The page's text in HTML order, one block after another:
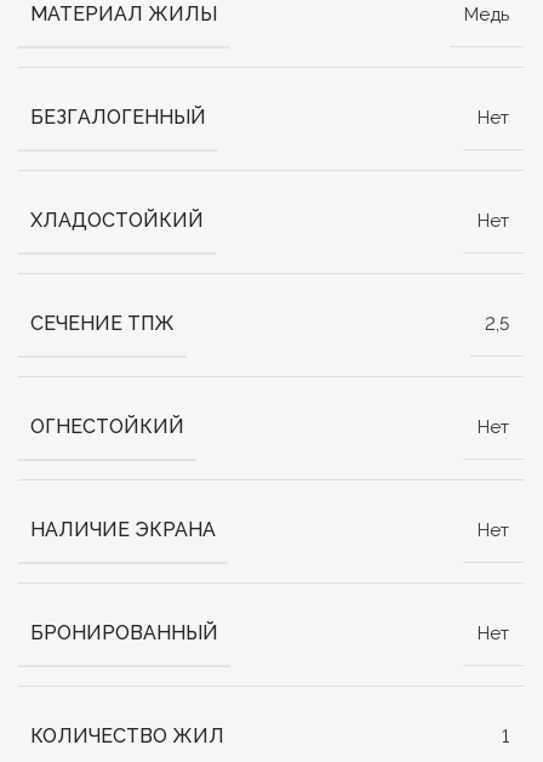
МАТЕРИАЛ ЖИЛЫ Медь
БЕЗГАЛОГЕННЫЙ Нет
ХЛАДОСТОЙКИЙ Нет
СЕЧЕНИЕ ТПЖ 2,5
ОГНЕСТОЙКИЙ Нет
НАЛИЧИЕ ЭКРАНА Нет
БРОНИРОВАННЫЙ Нет
КОЛИЧЕСТВО ЖИЛ 1